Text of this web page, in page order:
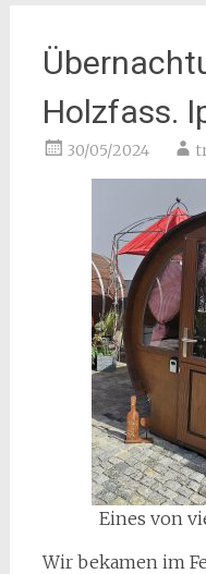
Holzfass.
30/05/2024
Eines von
Wir bekamen im